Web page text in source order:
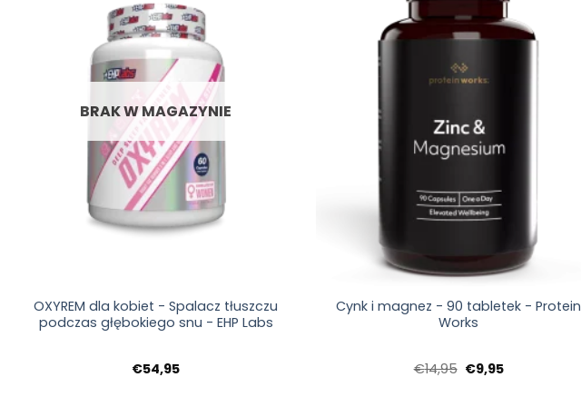
BRAK W MAGAZYNIE
OXYREM dla kobiet - Spalacz tłuszczu
podczas głębokiego snu - EHP Labs
€54,95
Cynk i magnez - 90 tabletek - Protein
Works
€14,95 Pierwotna
cena
€9,95Aktualna